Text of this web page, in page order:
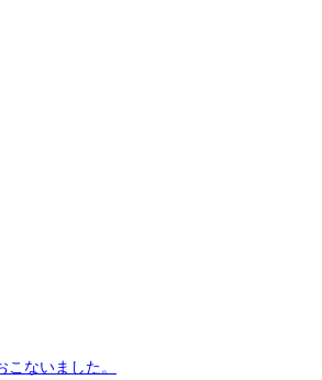
ないました。